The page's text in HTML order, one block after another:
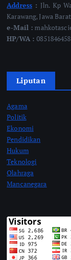
Address : Jln. Kp
Karawang, Jawa
e-Mail :
HP/WA :
Liputan
Agama
Politik
Ekonomi
Pendidikan
Hukum
Teknologi
Olahraga
Mancanegara